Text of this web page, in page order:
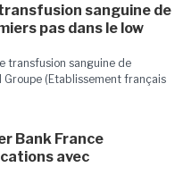
sanguine de
pas dans le low
transfusion sanguine de
Groupe (Etablissement français
Bank France
avec